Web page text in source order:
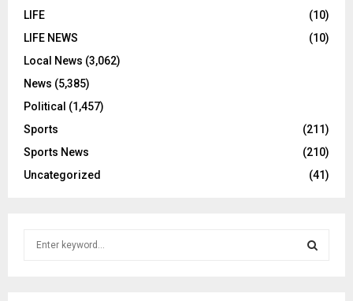
LIFE
(10)
LIFE NEWS
(10)
Local News (3,062)
News (5,385)
Political (1,457)
Sports
(211)
Sports News
(210)
Uncategorized
(41)